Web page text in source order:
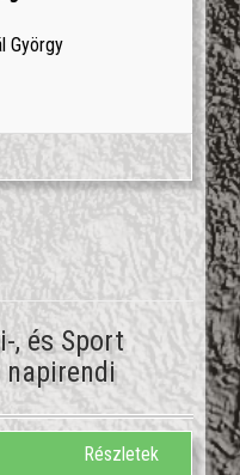
György
, és Sport
napirendi
Részletek